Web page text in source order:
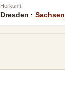
Herkunft
Dresden ·Sachsen